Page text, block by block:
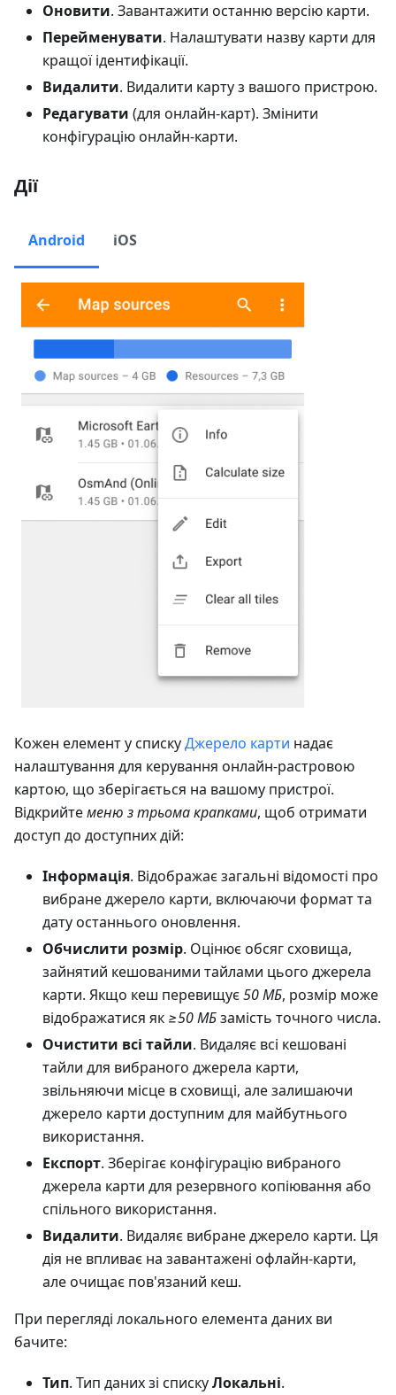
Оновити. Завантажити останню версію карти.
Перейменувати. Налаштувати назву карти для
кращої ідентифікації.
Видалити. Видалити карту з вашого пристрою.
Редагувати (для онлайн-карт). Змінити
конфігурацію онлайн-карти.
Дії
Android iOS
Кожен елемент у спискуДжерело карти надає
налаштування для керування онлайн-растровою
картою, що зберігається на вашому пристрої.
Відкрийтеменю з трьома крапками, щоб отримати
доступ до доступних дій:
Інформація. Відображає загальні відомості про
вибране джерело карти, включаючи формат та
дату останнього оновлення.
Обчислити розмір. Оцінює обсяг сховища,
зайнятий кешованими тайлами цього джерела
карти. Якщо кеш перевищує50 МБ, розмір може
відображатися як ≥50 МБзамість точного числа.
Очистити всі тайли. Видаляє всі кешовані
тайли для вибраного джерела карти,
звільняючи місце в сховищі, але залишаючи
джерело карти доступним для майбутнього
використання.
Експорт. Зберігає конфігурацію вибраного
джерела карти для резервного копіювання або
спільного використання.
Видалити. Видаляє вибране джерело карти. Ця
дія не впливає на завантажені офлайн-карти,
але очищає пов'язаний кеш.
При перегляді локального елемента даних ви
бачите:
Тип. Тип даних зі спискуЛокальні.